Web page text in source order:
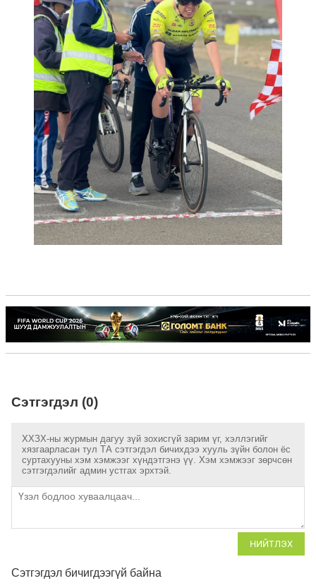
Сэтгэгдэл (0)
ХХЗХ-ны журмын дагуу зүй зохисгүй зарим үг, хэллэгийг
хязгаарласан тул ТА сэтгэгдэл бичихдээ хууль зүйн болон ёс
суртахууны хэм хэмжээг хүндэтгэнэ үү. Хэм хэмжээг зөрчсөн
сэтгэгдэлийг админ устгах эрхтэй.
НИЙТЛЭХ
Сэтгэгдэл бичигдээгүй байна